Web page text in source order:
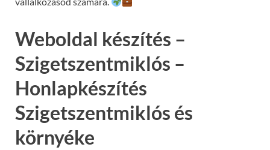
Weboldal készítés –
Szigetszentmiklós –
Honlapkészítés
Szigetszentmiklós és
környéke